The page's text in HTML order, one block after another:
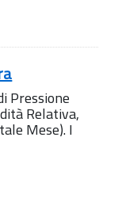
Pressione
Relativa,
Mese). I